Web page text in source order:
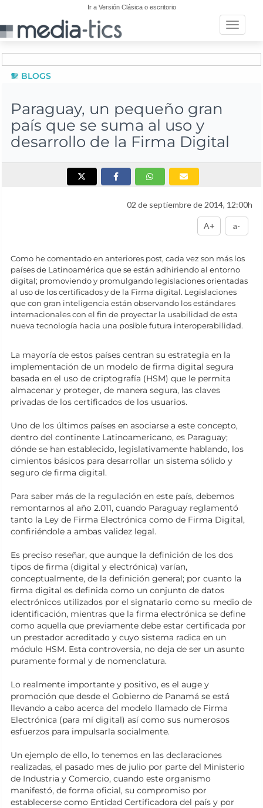
Ir a Versión Clásica o escritorio
Toggle
BLOGS
Paraguay, un pequeño gran
país que se suma al uso y
desarrollo de la Firma Digital
02 de septiembre de 2014, 12:00h
A+ a-
Como he comentado en anteriores post, cada vez son más los
países de Latinoamérica que se están adhiriendo al entorno
digital; promoviendo y promulgando legislaciones orientadas
al uso de los certificados y de la Firma digital. Legislaciones
que con gran inteligencia están observando los estándares
internacionales con el fin de proyectar la usabilidad de esta
nueva tecnología hacia una posible futura interoperabilidad.
La mayoría de estos países centran su estrategia en la
implementación de un modelo de firma digital segura
basada en el uso de criptografía (HSM) que le permita
almacenar y proteger, de manera segura, las claves
privadas de los certificados de los usuarios.
Uno de los últimos países en asociarse a este concepto,
dentro del continente Latinoamericano, es Paraguay;
dónde se han establecido, legislativamente hablando, los
cimientos básicos para desarrollar un sistema sólido y
seguro de firma digital.
Para saber más de la regulación en este país, debemos
remontarnos al año 2.011, cuando Paraguay reglamentó
tanto la Ley de Firma Electrónica como de Firma Digital,
confiriéndole a ambas validez legal.
Es preciso reseñar, que aunque la definición de los dos
tipos de firma (digital y electrónica) varían,
conceptualmente, de la definición general; por cuanto la
firma digital es definida como un conjunto de datos
electrónicos utilizados por el signatario como su medio de
identificación, mientras que la firma electrónica se define
como aquella que previamente debe estar certificada por
un prestador acreditado y cuyo sistema radica en un
módulo HSM. Esta controversia, no deja de ser un asunto
puramente formal y de nomenclatura.
Lo realmente importante y positivo, es el auge y
promoción que desde el Gobierno de Panamá se está
llevando a cabo acerca del modelo llamado de Firma
Electrónica (para mí digital) así como sus numerosos
esfuerzos para impulsarla socialmente.
Un ejemplo de ello, lo tenemos en las declaraciones
realizadas, el pasado mes de julio por parte del Ministerio
de Industria y Comercio, cuando este organismo
manifestó, de forma oficial, su compromiso por
establecerse como Entidad Certificadora del país y por